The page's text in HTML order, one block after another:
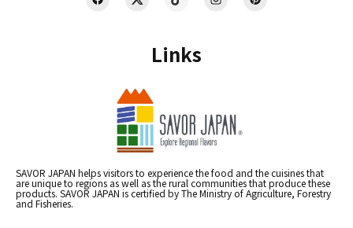
Links
SAVOR JAPAN helps visitors to experience the food and the cuisines that
are unique to regions as well as the rural communities that produce these
products. SAVOR JAPAN is certified by The Ministry of Agriculture, Forestry
and Fisheries.